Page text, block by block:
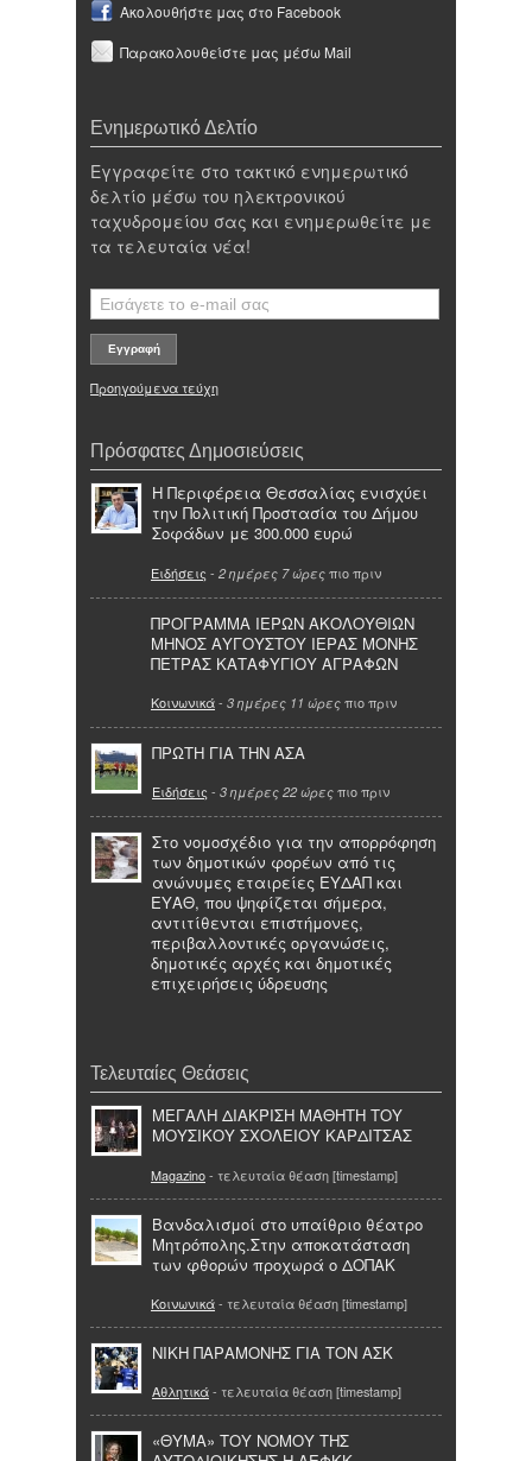
Ακολουθήστε μας στο Facebook
Παρακολουθείστε μας μέσω Mail
Ενημερωτικό Δελτίο
Εγγραφείτε στο τακτικό ενημερωτικό
δελτίο μέσω του ηλεκτρονικού
ταχυδρομείου σας και ενημερωθείτε με
τα τελευταία νέα!
Προηγούμενα τεύχη
Πρόσφατες Δημοσιεύσεις
Η Περιφέρεια Θεσσαλίας ενισχύει
την Πολιτική Προστασία του Δήμου
Σοφάδων με 300.000 ευρώ
Ειδήσεις - 2 ημέρες 7 ώρες πιο πριν
ΠΡΟΓΡΑΜΜΑ ΙΕΡΩΝ ΑΚΟΛΟΥΘΙΩΝ
ΜΗΝΟΣ ΑΥΓΟΥΣΤΟΥ ΙΕΡΑΣ ΜΟΝΗΣ
ΠΕΤΡΑΣ ΚΑΤΑΦΥΓΙΟΥ ΑΓΡΑΦΩΝ
Κοινωνικά- 3 ημέρες 11 ώρες πιο πριν
ΠΡΩΤΗ ΓΙΑ ΤΗΝ ΑΣΑ
Ειδήσεις - 3 ημέρες 22 ώρες πιο πριν
Στο νομοσχέδιο για την απορρόφηση
των δημοτικών φορέων από τις
ανώνυμες εταιρείες ΕΥΔΑΠ και
ΕΥΑΘ, που ψηφίζεται σήμερα,
αντιτίθενται επιστήμονες,
περιβαλλοντικές οργανώσεις,
δημοτικές αρχές και δημοτικές
επιχειρήσεις ύδρευσης
Τελευταίες Θεάσεις
ΜΕΓΑΛΗ ΔΙΑΚΡΙΣΗ ΜΑΘΗΤΗ ΤΟΥ
ΜΟΥΣΙΚΟΥ ΣΧΟΛΕΙΟΥ ΚΑΡΔΙΤΣΑΣ
Magazino- τελευταία θέαση [timestamp]
Βανδαλισμοί στο υπαίθριο θέατρο
Μητρόπολης.Στην αποκατάσταση
των φθορών προχωρά ο ΔΟΠΑΚ
Κοινωνικά- τελευταία θέαση [timestamp]
ΝΙΚΗ ΠΑΡΑΜΟΝΗΣ ΓΙΑ ΤΟΝ ΑΣΚ
Αθλητικά- τελευταία θέαση [timestamp]
«ΘΥΜΑ» ΤΟΥ ΝΟΜΟΥ ΤΗΣ